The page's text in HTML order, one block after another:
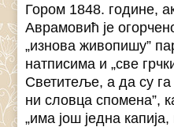
Гором 1848. године,
Аврамовић је
„изнова живопишу”
натписима и „све
Светитеље, а да су
ни словца спомена”,
„има још једна капија,